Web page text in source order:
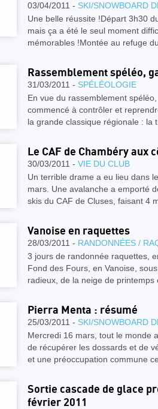
03/04/2011 - SKI/SNOWBOARD
Une belle réussite !Départ 3h30
mais ça a été le seul moment
mémorables !Montée au refuge
Rassemblement spéléo,
31/03/2011 - SPÉLÉOLOGIE
En vue du rassemblement
commencé à contrôler et
la grande classique régionale : la
Le CAF de Chambéry aux
30/03/2011 - VIE DU CLUB
Un terrible drame a eu lieu dans
mars. Une avalanche a emporté
skis du CAF de Cluses, faisant 4
Vanoise en raquettes
28/03/2011 - RANDONNÉES /
3 jours de randonnée raquettes,
Fond des Fours, en Vanoise,
radieux, de la neige de
Pierra Menta : résumé
25/03/2011 - SKI/SNOWBOARD
Mercredi 16 mars, tout le monde
de récupérer les dossards et de
et une préoccupation commune
Sortie cascade de glace
février 2011